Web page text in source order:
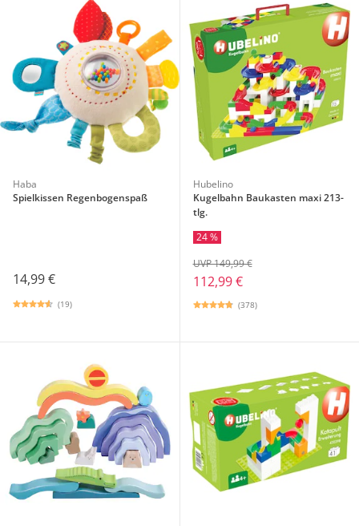
Haba
Spielkissen Regenbogenspaß
14,99 €
(19)
Hubelino
Kugelbahn Baukasten maxi 213-
tlg.
24 %
112,99 €
UVP 149,99 €
(378)